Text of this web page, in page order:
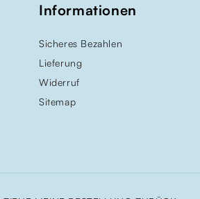
Informationen
Sicheres Bezahlen
Lieferung
Widerruf
Sitemap